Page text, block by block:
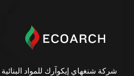
شركة شنغهاي إيكوآرك للمواد